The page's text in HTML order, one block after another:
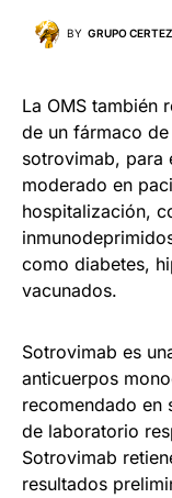
BY GRUPO
La OMS también
de un fármaco
sotrovimab, para
moderado en
hospitalización,
como diabetes,
vacunados.
Sotrovimab es
anticuerpos
recomendado en
de laboratorio
Sotrovimab
resultados